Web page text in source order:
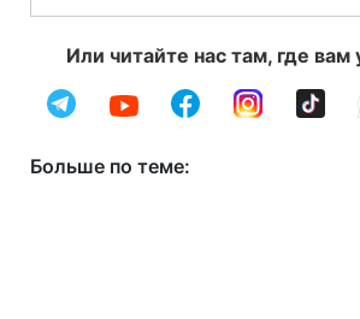
Или читайте нас там, где вам
Больше по теме: